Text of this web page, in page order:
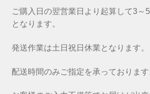
ご購入日の翌営業日より起算して3～
となります。
発送作業は土日祝日休業となります。
配送時間のみご指定を承っております